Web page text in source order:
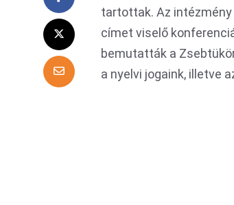
tartottak. Az
címet viselő
bemutatták a
a nyelvi jogaink, illetve